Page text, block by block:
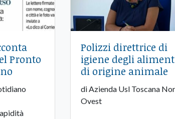
Pronto
Polizzi direttrice di
igiene degli
di origine animale
di Azienda Usl Toscana
Ovest